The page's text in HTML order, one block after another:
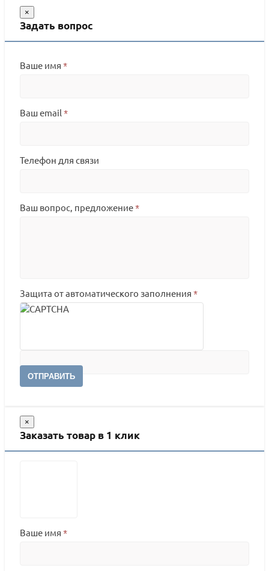
×
Задать вопрос
Ваше имя *
Ваш email *
Телефон для связи
Ваш вопрос, предложение*
Защита от автоматического заполнения *
ОТПРАВИТЬ
×
Заказать товар в 1 клик
Ваше имя *